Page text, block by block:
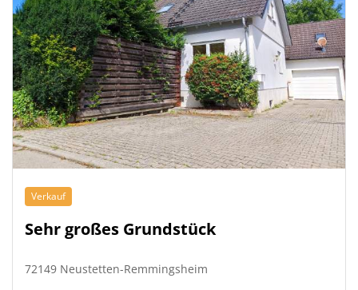
Verkauf
Sehr großes Grundstück
72149 Neustetten-Remmingsheim